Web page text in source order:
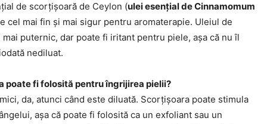
de scorțișoară de Ceylon (ulei esențial de Cinnamomum
cel mai fin și mai sigur pentru aromaterapie. Uleiul de
mai puternic, dar poate fi iritant pentru piele, așa că nu îl
nediluat.
poate fi folosită pentru îngrijirea pielii?
da, atunci când este diluată. Scorțișoara poate stimula
așa că poate fi folosită ca un exfoliant sau un